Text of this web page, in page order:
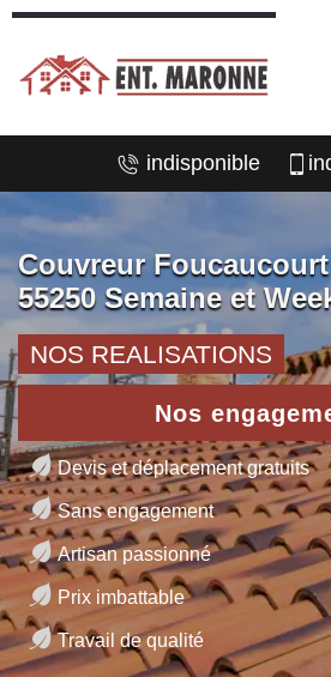
indisponible
Couvreur
55250 Semaine et
NOS REALISATIONS
Nos
Devis et déplacement gratuits
Sans engagement
Artisan passionné
Prix imbattable
Travail de qualité